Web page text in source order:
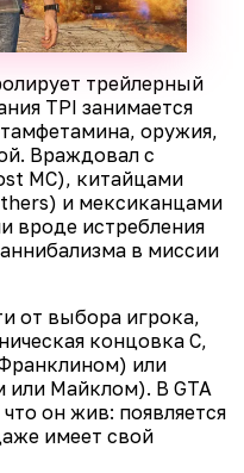
трейлерный
TPI занимается
оружия,
Враждовал с
MC), китайцами
и мексиканцами
вроде истребления
в миссии
от выбора игрока,
концовка C,
или
или Майклом). В GTA
он жив: появляется
имеет свой